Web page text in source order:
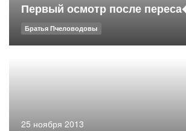
Первый осмотр после
Братья Пчеловодовы
25 ноября 2013